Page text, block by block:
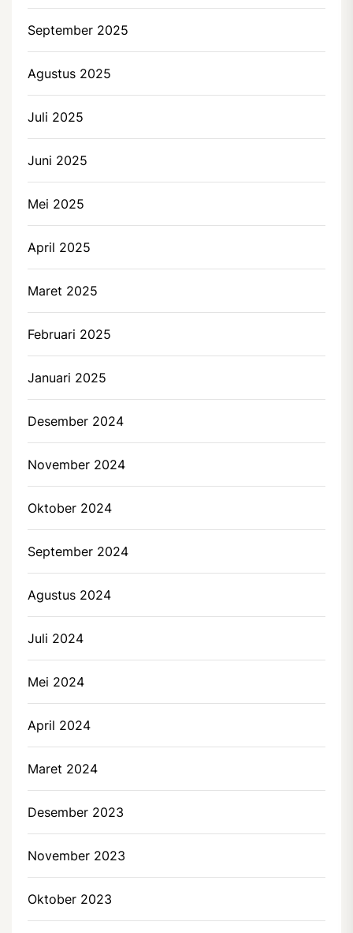
September 2025
Agustus 2025
Juli 2025
Juni 2025
Mei 2025
April 2025
Maret 2025
Februari 2025
Januari 2025
Desember 2024
November 2024
Oktober 2024
September 2024
Agustus 2024
Juli 2024
Mei 2024
April 2024
Maret 2024
Desember 2023
November 2023
Oktober 2023